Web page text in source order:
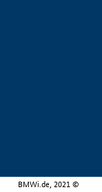
BMWi.de, 2021 ©